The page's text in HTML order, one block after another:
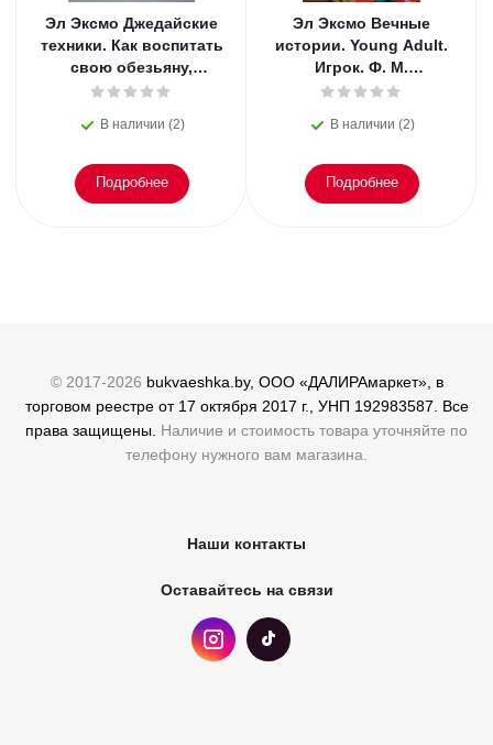
Эл Эксмо Джедайские
техники. Как воспитать
свою обезьяну,
опустошить инбокс и
В наличии (2)
Подробнее
Эл Эксмо Вечные
истории. Young Adult.
Игрок. Ф. М.
Достоевский
В наличии (2)
Подробнее
© 2017-2026 bukvaeshka.by, ООО «ДАЛИРАмаркет», в
торговом реестре от 17 октября 2017 г., УНП 192983587. Все
права защищены. Наличие и стоимость товара уточняйте по
телефону нужного вам магазина.
Наши контакты
Оставайтесь на связи